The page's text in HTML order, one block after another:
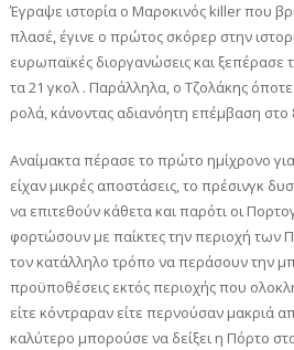
Έγραψε ιστορία ο Μαροκινός killer που
πλασέ, έγινε ο πρώτος σκόρερ στην
ευρωπαϊκές διοργανώσεις και ξεπέρασε
τα 21 γκολ . Παράλληλα, ο Τζολάκης
ρολά, κάνοντας αδιανόητη επέμβαση στο
Αναίμακτα πέρασε το πρώτο ημίχρονο
είχαν μικρές αποστάσεις, το πρέσινγκ
να επιτεθούν κάθετα και παρότι οι
φορτώσουν με παίκτες την περιοχή των
τον κατάλληλο τρόπο να περάσουν την
προϋποθέσεις εκτός περιοχής που
είτε κόντραραν είτε περνούσαν μακριά
καλύτερο μπορούσε να δείξει η Πόρτο